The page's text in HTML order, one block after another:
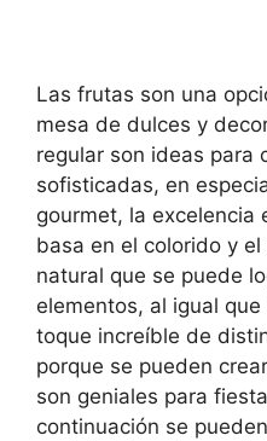
Las frutas son una
mesa de dulces y
regular son ideas para
sofisticadas, en
gourmet, la excelencia
basa en el colorido y
natural que se puede
elementos, al igual
toque increíble de
porque se pueden
son geniales para
continuación se